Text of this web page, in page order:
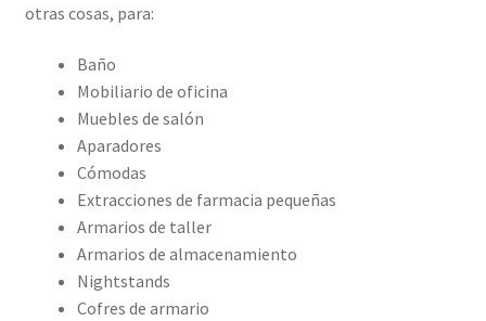
otras cosas, para:
Baño
Mobiliario de oficina
Muebles de salón
Aparadores
Cómodas
Extracciones de farmacia pequeñas
Armarios de taller
Armarios de almacenamiento
Nightstands
Cofres de armario